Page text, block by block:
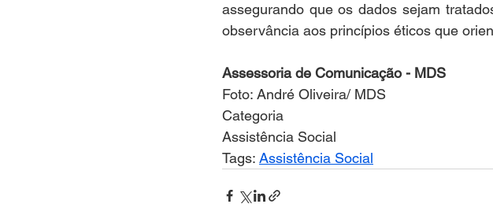
assegurando que os dados sejam
observância aos princípios éticos que
Assessoria de Comunicação - MDS
Foto: André Oliveira/ MDS
Categoria
Assistência Social
Tags: Assistência Social